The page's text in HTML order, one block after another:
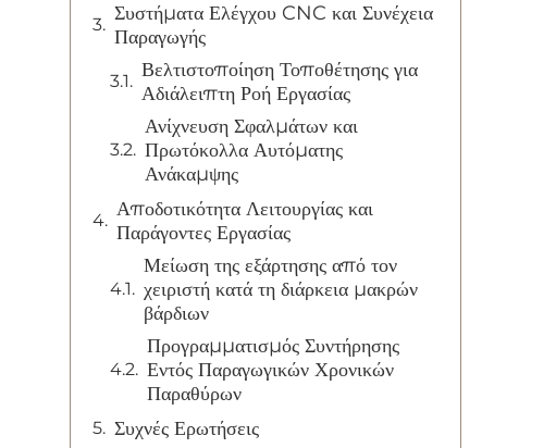
Συστήματα Ελέγχου CNC και Συνέχεια
Παραγωγής
Βελτιστοποίηση Τοποθέτησης για
Αδιάλειπτη Ροή Εργασίας
Ανίχνευση Σφαλμάτων και
Πρωτόκολλα Αυτόματης
Ανάκαμψης
Αποδοτικότητα Λειτουργίας και
Παράγοντες Εργασίας
Μείωση της εξάρτησης από τον
χειριστή κατά τη διάρκεια μακρών
βάρδιων
Προγραμματισμός Συντήρησης
Εντός Παραγωγικών Χρονικών
Παραθύρων
Συχνές Ερωτήσεις